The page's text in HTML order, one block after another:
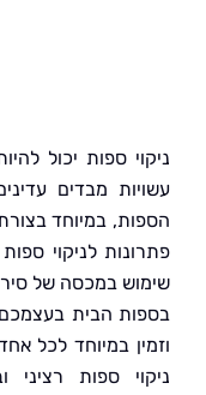
ספות יכול להיות
מבדים עדינים או
במיוחד בצורת עבודה
לניקוי ספות בבית,
במכסה של סיר בתהליך
הבית בעצמכם, השיטה
במיוחד לכל אחד
ספות רציני ובטוח